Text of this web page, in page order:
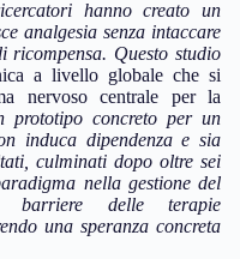
hanno creato un
analgesia senza intaccare
ricompensa. Questo studio
a livello globale che si
nervoso centrale per la
prototipo concreto per un
induca dipendenza e sia
culminati dopo oltre sei
nella gestione del
barriere delle terapie
una speranza concreta